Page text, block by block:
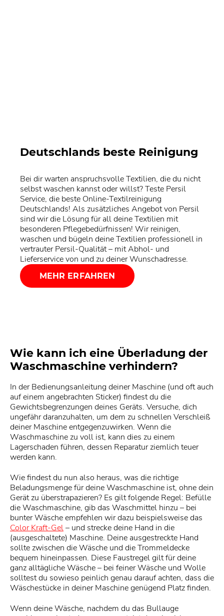
Deutschlands beste Reinigung
Bei dir warten anspruchsvolle Textilien, die du nicht
selbst waschen kannst oder willst? Teste Persil
Service, die beste Online-Textilreinigung
Deutschlands! Als zusätzliches Angebot von Persil
sind wir die Lösung für all deine Textilien mit
besonderen Pflegebedürfnissen! Wir reinigen,
waschen und bügeln deine Textilien professionell in
vertrauter Persil-Qualität – mit Abhol- und
Lieferservice von und zu deiner Wunschadresse.
MEHR ERFAHREN
Wie kann ich eine Überladung der
Waschmaschine verhindern?
In der Bedienungsanleitung deiner Maschine (und oft auch
auf einem angebrachten Sticker) findest du die
Gewichtsbegrenzungen deines Geräts. Versuche, dich
ungefähr daranzuhalten, um dem zu schnellen Verschleiß
deiner Maschine entgegenzuwirken. Wenn die
Waschmaschine zu voll ist, kann dies zu einem
Lagerschaden führen, dessen Reparatur ziemlich teuer
werden kann.
Wie findest du nun also heraus, was die richtige
Beladungsmenge für deine Waschmaschine ist, ohne dein
Gerät zu überstrapazieren? Es gilt folgende Regel: Befülle
die Waschmaschine, gib das Waschmittel hinzu – bei
bunter Wäsche empfehlen wir dazu beispielsweise das
Color Kraft-Gel– und strecke deine Hand in die
(ausgeschaltete) Maschine. Deine ausgestreckte Hand
sollte zwischen die Wäsche und die Trommeldecke
bequem hineinpassen. Diese Faustregel gilt für deine
ganz alltägliche Wäsche – bei feiner Wäsche und Wolle
solltest du sowieso peinlich genau darauf achten, dass die
Wäschestücke in deiner Maschine genügend Platz finden.
Wenn deine Wäsche, nachdem du das Bullauge